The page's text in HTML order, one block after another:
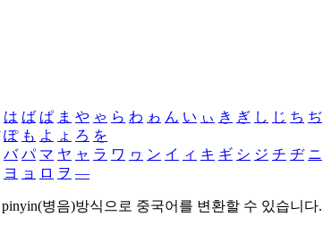
は ば ぱ ま や ゃ ら わ ゎ ん い ぃ き ぎ し じ ち ぢ
ぽ も よ ょ ろ を
バ パ マ ヤ ャ ラ ワ ヮ ン イ ィ キ ギ シ ジ チ ヂ ニ
ヨ ョ ロ ヲ ―
병음)방식으로 중국어를 변환할 수 있습니다.